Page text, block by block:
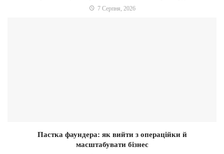
7 Серпня, 2026
Пастка фаундера: як вийти з операційки й
масштабувати бізнес